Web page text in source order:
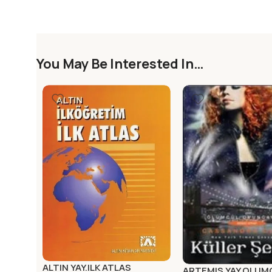
You May Be Interested In…
ALTIN YAY.ILK ATLAS